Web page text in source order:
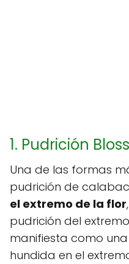
1. Pudrición
Una de las formas
pudrición de
el extremo de la flor
pudrición del
manifiesta como
hundida en el